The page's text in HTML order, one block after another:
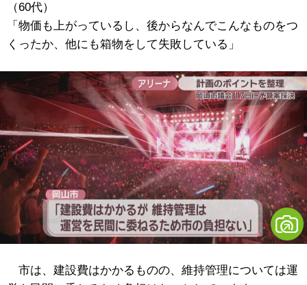
（60代）
「物価も上がっているし、後からなんでこんなものをつ
くったか、他にも箱物をして失敗している」
市は、建設費はかかるものの、維持管理については運